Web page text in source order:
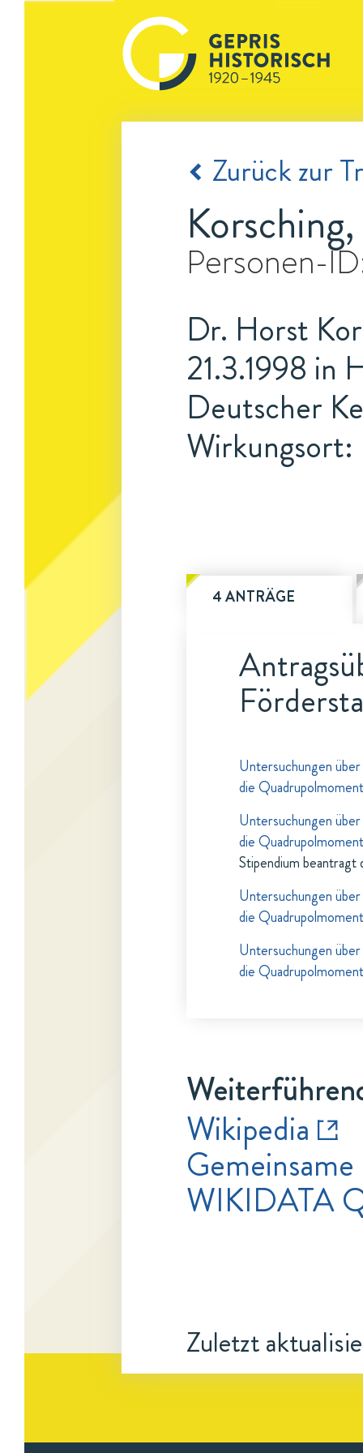
Zurück zur
Personen-
Dr. Horst
21.3.1998 in
Deutscher
4 ANTRÄGE
Untersuchungen
die
Untersuchungen
die
Stipendium beantragt
Untersuchungen
die
Untersuchungen
die
Wikipedia
WIKIDATA
Zuletzt